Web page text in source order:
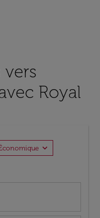
vers
Royal
expand_more